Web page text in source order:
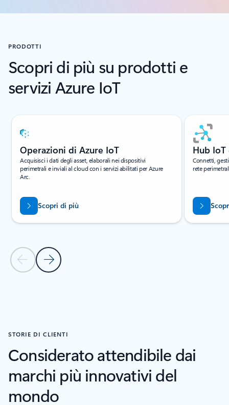
PRODOTTI
Scopri di più su prodotti e
servizi Azure IoT
Visualizzazione della diapositiva 1 di 6
Diapositiva precedente
Diapositiva successiva
Operazioni di Azure IoT
Acquisisci i dati degli asset, elaborali nei dispositivi
perimetrali e inviali al cloud con i servizi abilitati per Azure
Arc.
Scopri di più
Hub
Connetti,
rete
STORIE DI CLIENTI
Considerato attendibile dai
marchi più innovativi del
mondo